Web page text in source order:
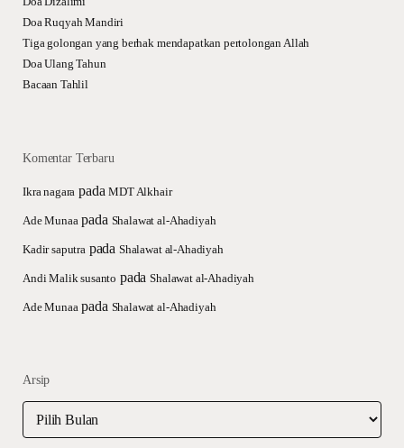
Doa Ruqyah Mandiri
Tiga golongan yang berhak mendapatkan pertolongan Allah
Doa Ulang Tahun
Bacaan Tahlil
Komentar Terbaru
Ikra nagara padaMDT Alkhair
Ade Munaa pada Shalawat al-Ahadiyah
Kadir saputra pada Shalawat al-Ahadiyah
Andi Malik susanto padaShalawat al-Ahadiyah
Ade Munaa pada Shalawat al-Ahadiyah
Arsip